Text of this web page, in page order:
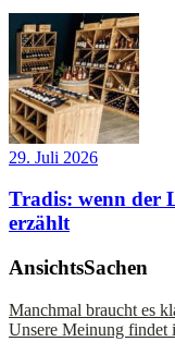
29. Juli 2026
Tradis: wenn der
erzählt
AnsichtsSachen
Manchmal braucht es
Unsere Meinung findet